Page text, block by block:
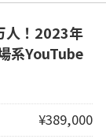
人！2023年
系YouTube
¥389,000